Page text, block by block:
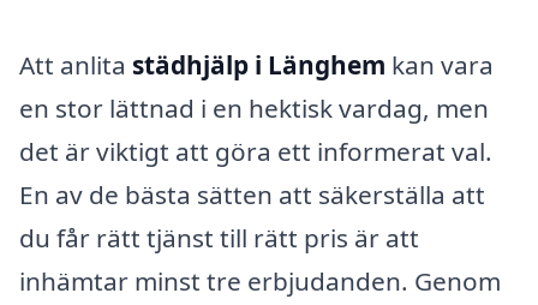
Att anlita städhjälp i Länghem kan vara
en stor lättnad i en hektisk vardag, men
det är viktigt att göra ett informerat val.
En av de bästa sätten att säkerställa att
du får rätt tjänst till rätt pris är att
inhämtar minst tre erbjudanden. Genom